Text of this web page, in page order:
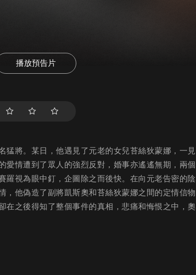
播放預告片
猛將。某日，他遇見了元老的女兒苔絲狄蒙娜，一
愛情遭到了眾人的強烈反對，婚事亦遙遙無期，兩
羅視為眼中釘，企圖除之而後快。在向元老告密的
，他偽造了副將凱斯奧和苔絲狄蒙娜之間的定情信
在之後得知了整個事件的真相，悲痛和悔恨之中，